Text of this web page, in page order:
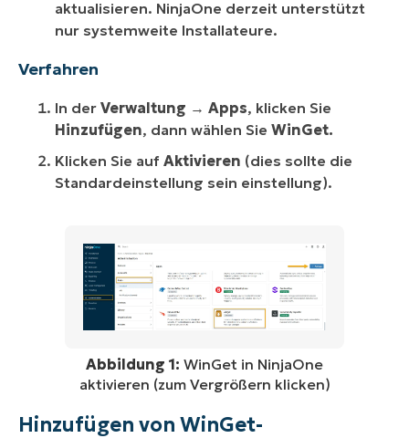
aktualisieren. NinjaOne derzeit unterstützt
nur systemweite Installateure.
Verfahren
In der Verwaltung → Apps, klicken Sie
Hinzufügen, dann wählen Sie WinGet.
Klicken Sie auf Aktivieren (dies sollte die
Standardeinstellung sein einstellung).
Abbildung 1: WinGet in NinjaOne
aktivieren (zum Vergrößern klicken)
Hinzufügen von WinGet-